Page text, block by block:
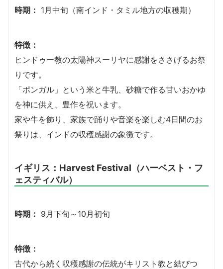
時期： 1月中旬（南インド・タミル地方の収穫期）
特徴：
ヒンドゥー教の太陽神スーリヤに感謝をささげるお祭
りです。
「ポンガル」という米と牛乳、砂糖で作る甘いおかゆ
を神に供え、豊作を祝います。
家や牛を飾り、家族で踊りや音楽を楽しむ4日間のお
祭りは、インドの収穫感謝の象徴です。
イギリス：Harvest Festival（ハーベスト・フ
ェスティバル）
時期： 9月下旬～10月初旬
特徴：
古代から続く収穫感謝の伝統がキリスト教と結びつ